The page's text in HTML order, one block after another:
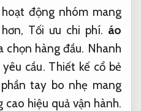
động nhóm mang
Tối ưu chi phí. áo
chọn hàng đầu. Nhanh
cầu. Thiết kế cổ bẻ
tay bo nhẹ mang
cao hiệu quả vận hành.